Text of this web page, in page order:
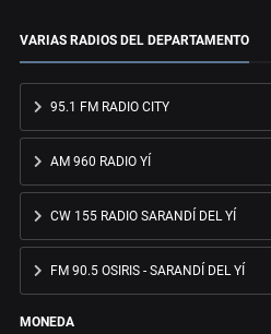
VARIAS RADIOS DEL DEPARTAMENTO
95.1 FM RADIO CITY
AM 960 RADIO YÍ
CW 155 RADIO SARANDÍ DEL YÍ
FM 90.5 OSIRIS - SARANDÍ DEL YÍ
MONEDA